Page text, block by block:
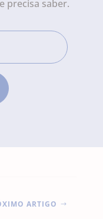
precisa saber.
ARTIGO $